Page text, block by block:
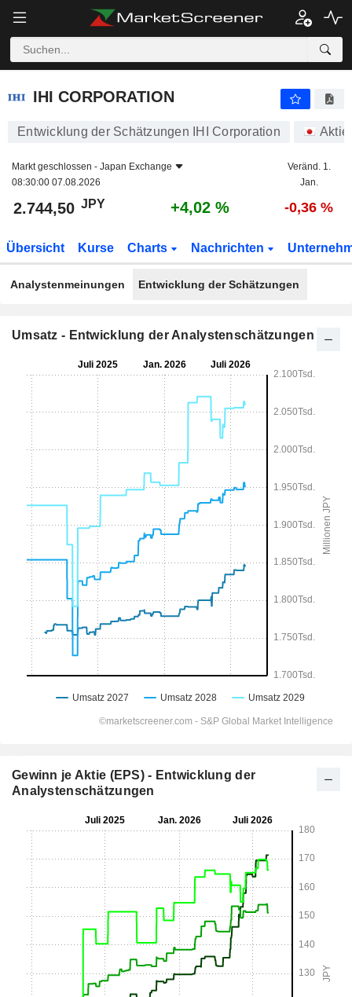
IHI CORPORATION
IHI CORPORATION
Entwicklung der Schätzungen IHI Corporation
Markt geschlossen - Japan Exchange
08:30:00 07.08.2026
Veränd. 1.
Jan.
2.744,50 JPY +4,02 % -0,36 %
Übersicht Kurse Charts Nachrichten
Analystenmeinungen Entwicklung der Schätzungen
Umsatz - Entwicklung der Analystenschätzungen
Gewinn je Aktie (EPS) - Entwicklung der
Analystenschätzungen